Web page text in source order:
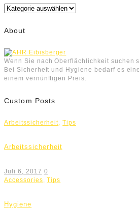
Kategorien
About
Wenn Sie nach Oberflächlichkeit suchen
Bei Sicherheit und Hygiene bedarf es
einem vernünftigen Preis.
Custom Posts
Arbeitssicherheit,Tips
Arbeitssicherheit
Juli 6, 2017 0
Accessories ,Tips
Hygiene